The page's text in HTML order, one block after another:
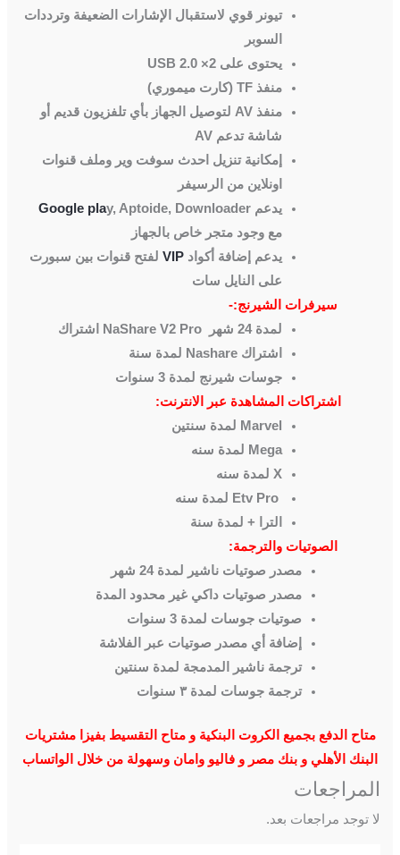
تيونر قوي لاستقبال الإشارات الضعيفة وترددات
السوبر
يحتوى على 2× USB 2.0
منفذ TF (كارت ميموري)
منفذ AV لتوصيل الجهاز بأي تلفزيون قديم أو
شاشة تدعم AV
إمكانية تنزيل احدث سوفت وير وملف قنوات
اونلاين من الرسيفر
يدعم
Google pla
y, Aptoide, Downloader
مع وجود متجر خاص بالجهاز
يدعم إضافة أكواد VIPلفتح قنوات بين سبورت
على النايل سات
سيرفرات الشيرنج:-
لمدة 24 شهر NaShare V2 Pro اشتراك
اشتراك Nashare لمدة سنة
جوسات شيرنج لمدة 3 سنوات
اشتراكات المشاهدة عبر الانترنت:
Marvel لمدة سنتين
Mega لمدة سنه
X لمدة سنه
الترا + لمدة سنة
الصوتيات والترجمة:
مصدر صوتيات ناشير لمدة 24 شهر
مصدر صوتيات داكي غير محدود المدة
صوتيات جوسات لمدة 3 سنوات
إضافة أي مصدر صوتيات عبر الفلاشة
ترجمة ناشير المدمجة لمدة سنتين
ترجمة جوسات لمدة ٣ سنوات
متاح الدفع بجميع الكروت البنكية و متاح التقسيط بفيزا مشتريات
البنك الأهلي و بنك مصر و فاليو وامان وسهولة من خلال الواتساب
المراجعات
لا توجد مراجعات بعد.